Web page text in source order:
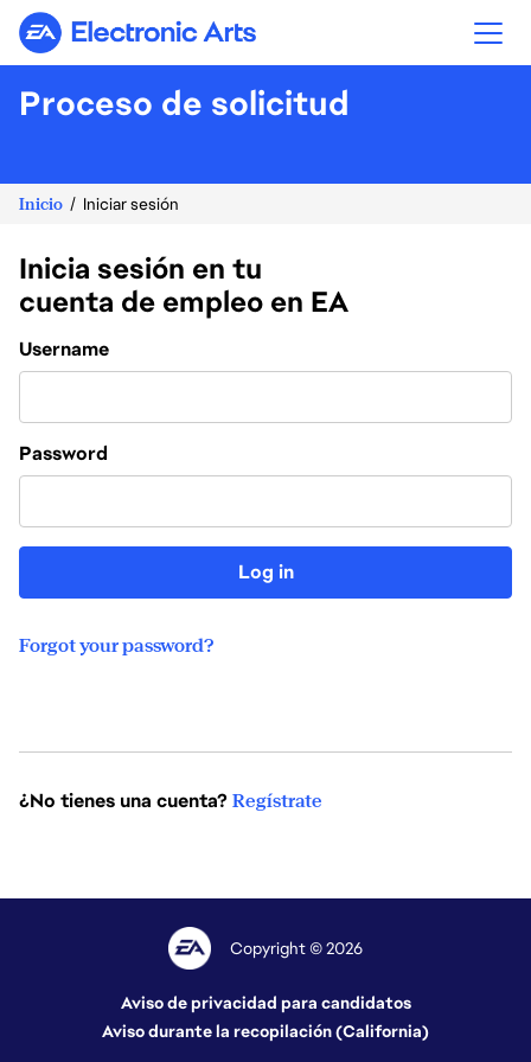
Electronic Arts
Proceso de solicitud
Inicio Iniciar sesión
Inicia sesión en tu
cuenta de empleo en EA
Login
Username
Password
Log in
Forgot your password?
¿No tienes una cuenta? Regístrate
Copyright © 2026
Aviso de privacidad para candidatos
Aviso durante la recopilación (California)